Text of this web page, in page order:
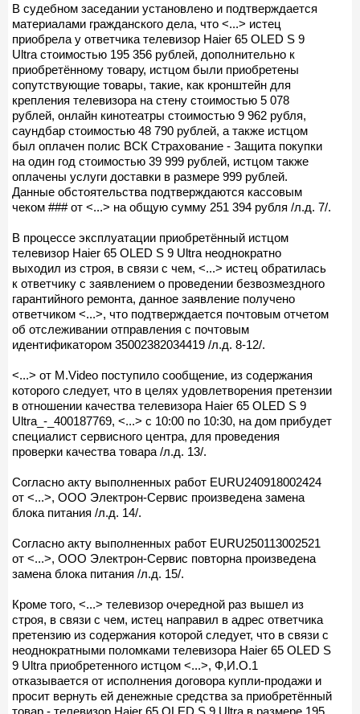
В судебном заседании установлено и подтверждается
материалами гражданского дела, что <...> истец
приобрела у ответчика телевизор Haier 65 OLED S 9
Ultra стоимостью 195 356 рублей, дополнительно к
приобретённому товару, истцом были приобретены
сопутствующие товары, такие, как кронштейн для
крепления телевизора на стену стоимостью 5 078
рублей, онлайн кинотеатры стоимостью 9 962 рубля,
саундбар стоимостью 48 790 рублей, а также истцом
был оплачен полис ВСК Страхование - Защита покупки
на один год стоимостью 39 999 рублей, истцом также
оплачены услуги доставки в размере 999 рублей.
Данные обстоятельства подтверждаются кассовым
чеком ### от <...> на общую сумму 251 394 рубля /л.д. 7/.
В процессе эксплуатации приобретённый истцом
телевизор Haier 65 OLED S 9 Ultra неоднократно
выходил из строя, в связи с чем, <...> истец обратилась
к ответчику с заявлением о проведении безвозмездного
гарантийного ремонта, данное заявление получено
ответчиком <...>, что подтверждается почтовым отчетом
об отслеживании отправления с почтовым
идентификатором 35002382034419 /л.д. 8-12/.
<...> от М.Video поступило сообщение, из содержания
которого следует, что в целях удовлетворения претензии
в отношении качества телевизора Haier 65 OLED S 9
Ultra_-_400187769, <...> с 10:00 по 10:30, на дом прибудет
специалист сервисного центра, для проведения
проверки качества товара /л.д. 13/.
Согласно акту выполненных работ EURU240918002424
от <...>, ООО Электрон-Сервис произведена замена
блока питания /л.д. 14/.
Согласно акту выполненных работ EURU250113002521
от <...>, ООО Электрон-Сервис повторна произведена
замена блока питания /л.д. 15/.
Кроме того, <...> телевизор очередной раз вышел из
строя, в связи с чем, истец направил в адрес ответчика
претензию из содержания которой следует, что в связи с
неоднократными поломками телевизора Haier 65 OLED S
9 Ultra приобретенного истцом <...>, Ф,И.О.1
отказывается от исполнения договора купли-продажи и
просит вернуть ей денежные средства за приобретённый
товар - телевизор Haier 65 OLED S 9 Ultra в размере 195